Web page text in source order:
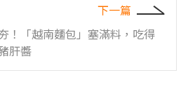
下一篇
！「越南麵包」塞滿料，吃得
肝醬